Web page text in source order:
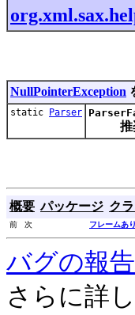
NullPointerException
static Parser
推
概要 パッケージ ク
前 次 フレームあり
バグの報
さらに詳